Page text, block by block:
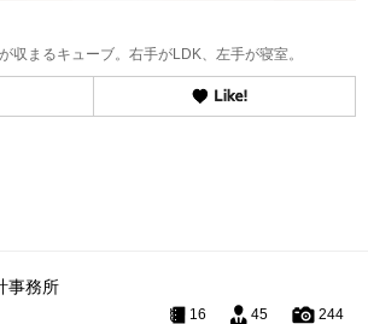
収まるキューブ。右手がLDK、左手が寝室。
事務所
16 45 244